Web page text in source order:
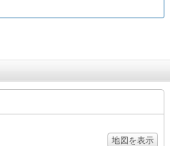
地図を表示